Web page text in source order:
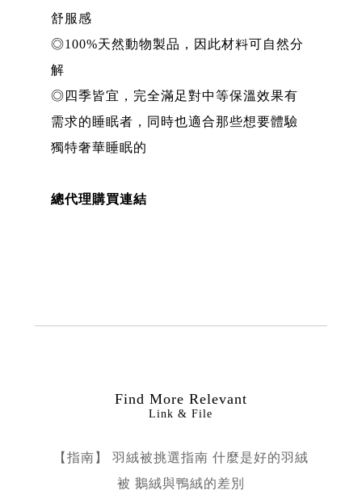
舒服感
◎100%天然動物製品，因此材料可自然分
解
◎四季皆宜，完全滿足對中等保溫效果有
需求的睡眠者，同時也適合那些想要體驗
獨特奢華睡眠的
總代理購買連結
Find More Relevant
Link & File
【指南】 羽絨被挑選指南 什麼是好的羽絨
被 鵝絨與鴨絨的差別